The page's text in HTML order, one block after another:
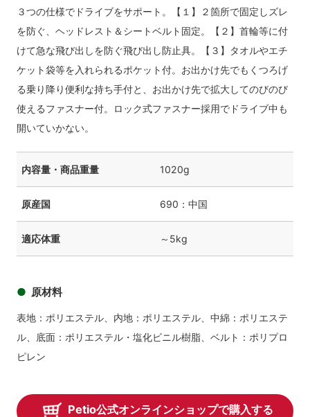
３つの仕様でドライブをサポート。【１】２箇所で固定しズレ
を防ぐ、ヘッドレスト＆シートベルト固定。【２】首輪等に付
けて急な飛び出しを防ぐ飛び出し防止具。【３】タオルやエチ
ケット袋等を入れられるポケット付。お出かけ先でもくつろげ
る乗り降り便利な持ち手付と、お出かけ先で拡大してのびのび
使えるファスナー付。ロック式ファスナー採用でドライブ中も
開いていかない。
内容量・商品重量 1020g
原産国 690：中国
適応体重 ～5kg
原材料
表地：ポリエステル、内地：ポリエステル、中綿：ポリエステ
ル、底面：ポリエステル・塩化ビニル樹脂、ベルト：ポリプロ
ピレン
Petio公式オンラインショップで購入する